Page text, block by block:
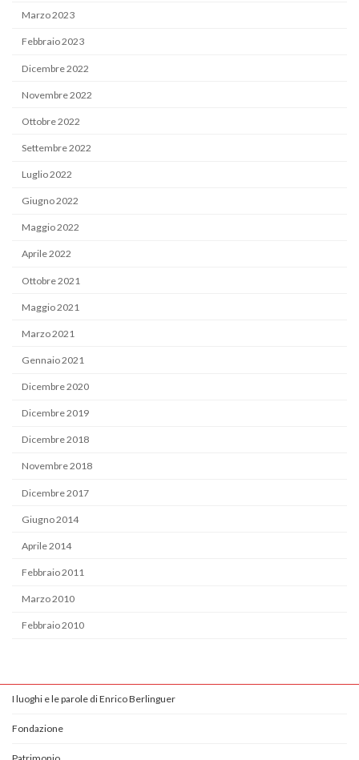
Marzo 2023
Febbraio 2023
Dicembre 2022
Novembre 2022
Ottobre 2022
Settembre 2022
Luglio 2022
Giugno 2022
Maggio 2022
Aprile 2022
Ottobre 2021
Maggio 2021
Marzo 2021
Gennaio 2021
Dicembre 2020
Dicembre 2019
Dicembre 2018
Novembre 2018
Dicembre 2017
Giugno 2014
Aprile 2014
Febbraio 2011
Marzo 2010
Febbraio 2010
I luoghi e le parole di Enrico Berlinguer
Fondazione